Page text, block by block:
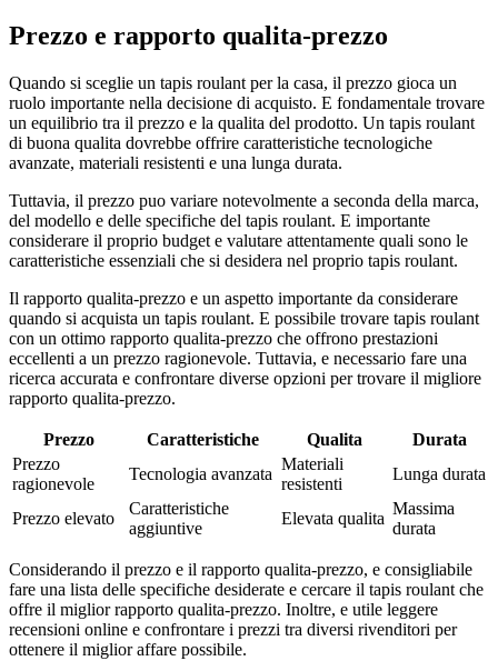
Prezzo e rapporto qualita-prezzo
Quando si sceglie un tapis roulant per la casa, il prezzo gioca un
ruolo importante nella decisione di acquisto. E fondamentale trovare
un equilibrio tra il prezzo e la qualita del prodotto. Un tapis roulant
di buona qualita dovrebbe offrire caratteristiche tecnologiche
avanzate, materiali resistenti e una lunga durata.
Tuttavia, il prezzo puo variare notevolmente a seconda della marca,
del modello e delle specifiche del tapis roulant. E importante
considerare il proprio budget e valutare attentamente quali sono le
caratteristiche essenziali che si desidera nel proprio tapis roulant.
Il rapporto qualita-prezzo e un aspetto importante da considerare
quando si acquista un tapis roulant. E possibile trovare tapis roulant
con un ottimo rapporto qualita-prezzo che offrono prestazioni
eccellenti a un prezzo ragionevole. Tuttavia, e necessario fare una
ricerca accurata e confrontare diverse opzioni per trovare il migliore
rapporto qualita-prezzo.
Prezzo Caratteristiche Qualita
Durata
Prezzo
ragionevole
Tecnologia avanzata
Materiali
resistenti
Lunga durata
Prezzo elevato
Caratteristiche
aggiuntive
Elevata qualita
Massima
durata
Considerando il prezzo e il rapporto qualita-prezzo, e consigliabile
fare una lista delle specifiche desiderate e cercare il tapis roulant che
offre il miglior rapporto qualita-prezzo. Inoltre, e utile leggere
recensioni online e confrontare i prezzi tra diversi rivenditori per
ottenere il miglior affare possibile.